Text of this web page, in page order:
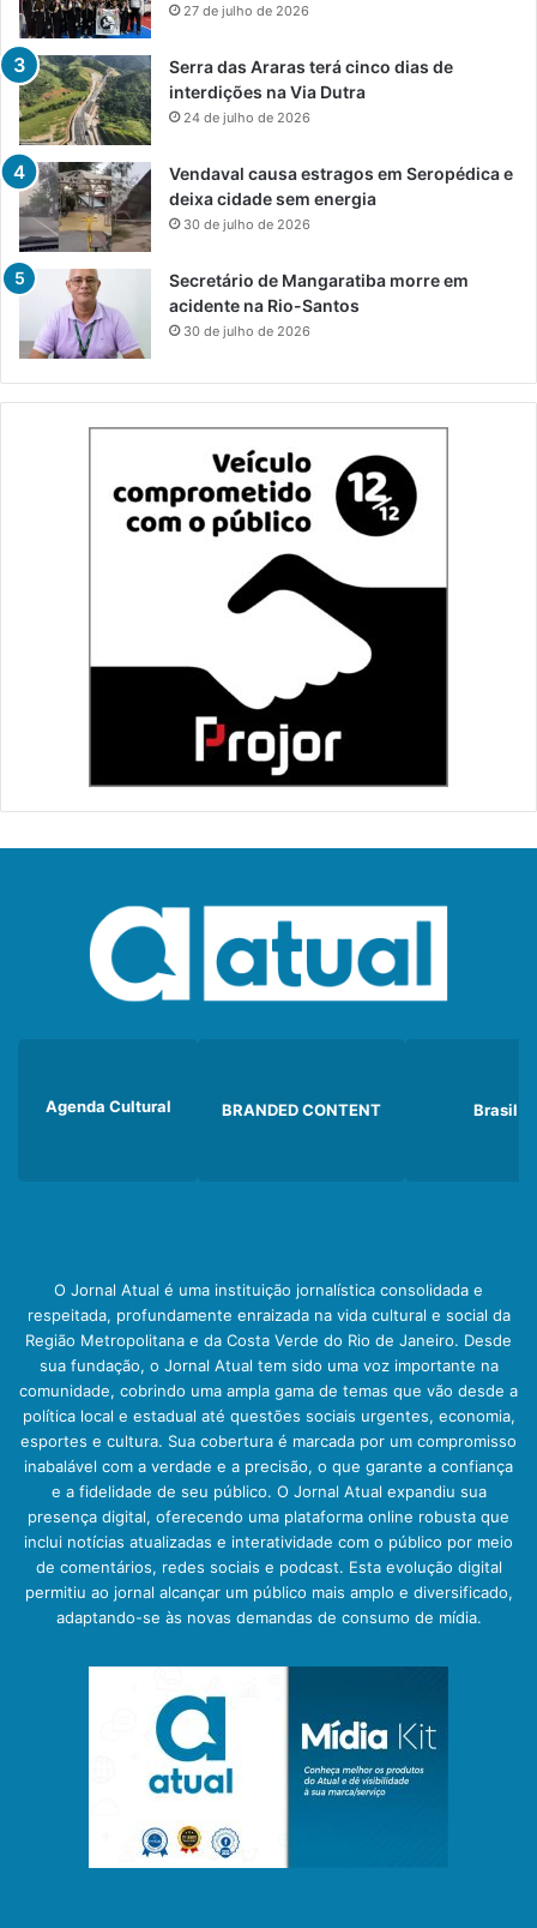
27 de julho de 2026
Serra das Araras terá cinco dias de
interdições na Via Dutra
24 de julho de 2026
Vendaval causa estragos em Seropédica e
deixa cidade sem energia
30 de julho de 2026
Secretário de Mangaratiba morre em
acidente na Rio-Santos
30 de julho de 2026
Agenda Cultural BRANDED CONTENT Brasil
O Jornal Atual é uma instituição jornalística consolidada e
respeitada, profundamente enraizada na vida cultural e social da
Região Metropolitana e da Costa Verde do Rio de Janeiro. Desde
sua fundação, o Jornal Atual tem sido uma voz importante na
comunidade, cobrindo uma ampla gama de temas que vão desde a
política local e estadual até questões sociais urgentes, economia,
esportes e cultura. Sua cobertura é marcada por um compromisso
inabalável com a verdade e a precisão, o que garante a confiança
e a fidelidade de seu público. O Jornal Atual expandiu sua
presença digital, oferecendo uma plataforma online robusta que
inclui notícias atualizadas e interatividade com o público por meio
de comentários, redes sociais e podcast. Esta evolução digital
permitiu ao jornal alcançar um público mais amplo e diversificado,
adaptando-se às novas demandas de consumo de mídia.